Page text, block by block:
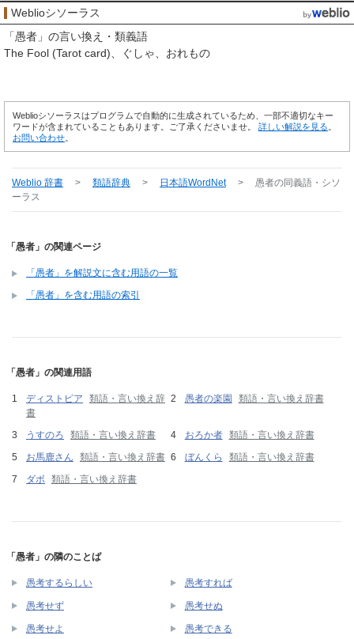
Weblioシソーラス
「愚者 」の言い換え・類義語
The Fool (Tarot card)
ぐしゃ おれもの
Weblioシソーラスはプログラムで自動的に生成されているため、一部不適切なキー
ワードが含まれていることもあります。ご了承くださいませ。 詳しい解説を見る
お問い合わせ
Weblio 辞書 > 類語辞典 > 日本語WordNet > 愚者の同義語・シソ
ーラス
「愚者」の関連ページ
「愚者」を解説文に含む用語の一覧
「愚者」を含む用語の索引
「愚者」の関連用語
ディストピア
類語・言い換え辞
書
愚者の楽園 類語・言い換え辞書
うすのろ 類語・言い換え辞書 おろか者 類語・言い換え辞書
お馬鹿さん
類語・言い換え辞書 ぼんくら
類語・言い換え辞書
ダボ
類語・言い換え辞書
「愚者」の隣のことば
愚考するらしい 愚考すれば
愚考せず 愚考せぬ
愚考せよ 愚考できる